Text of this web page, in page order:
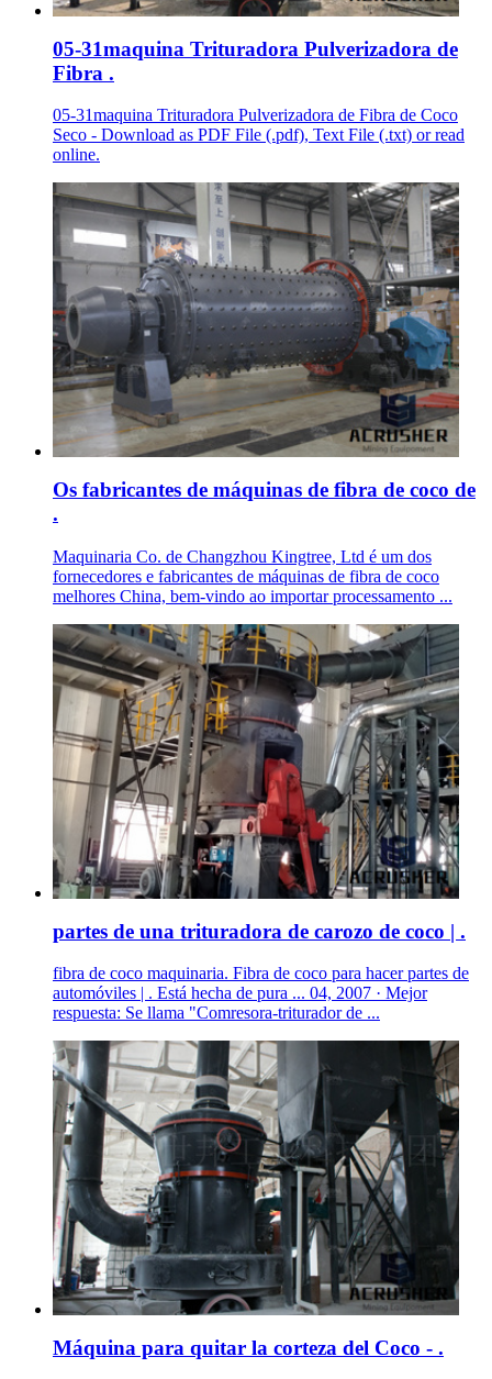
05-31maquina Trituradora Pulverizadora de
Fibra .
05-31maquina Trituradora Pulverizadora de Fibra de Coco
Seco - Download as PDF File (.pdf), Text File (.txt) or read
online.
Os fabricantes de máquinas de fibra de coco de
.
Maquinaria Co. de Changzhou Kingtree, Ltd é um dos
fornecedores e fabricantes de máquinas de fibra de coco
melhores China, bem-vindo ao importar processamento ...
partes de una trituradora de carozo de coco | .
fibra de coco maquinaria. Fibra de coco para hacer partes de
automóviles | . Está hecha de pura ... 04, 2007 · Mejor
respuesta: Se llama "Comresora-triturador de ...
Máquina para quitar la corteza del Coco - .